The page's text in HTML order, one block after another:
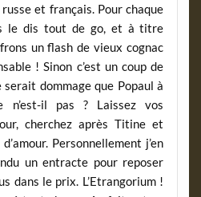
et français. Pour chaque
le dis tout de go, et à titre
un flash de vieux cognac
! Sinon c’est un coup de
dommage que Popaul à
n’est-il pas ? Laissez vos
cherchez après Titine et
Personnellement j’en
un entracte pour reposer
dans le prix. L’Etrangorium !